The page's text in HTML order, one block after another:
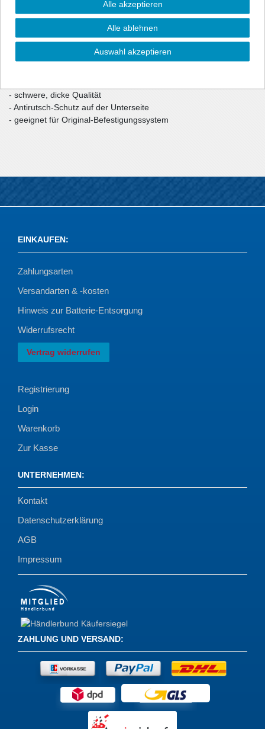
- passgenau nach Form des Fußraums
- erhöhter Rand (ca. 4-6cm) schützt das Wageninnere vor
Wasser, Schnee u. Schmutz
- schwere, dicke Qualität
- Antirutsch-Schutz auf der Unterseite
- geeignet für Original-Befestigungssystem
EINKAUFEN:
Zahlungsarten
Versandarten & -kosten
Hinweis zur Batterie-Entsorgung
Widerrufsrecht
Vertrag widerrufen
Registrierung
Login
Warenkorb
Zur Kasse
UNTERNEHMEN:
Kontakt
Datenschutzerklärung
AGB
Impressum
ZAHLUNG UND VERSAND:
Alle akzeptieren
Alle ablehnen
Auswahl akzeptieren